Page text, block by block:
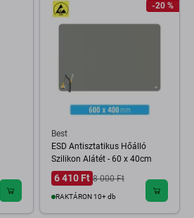
-20 %
Best
ESD Antisztatikus Hőálló
Szilikon Alátét - 60 x 40cm
6 410 Ft 8 000 Ft
RAKTÁRON 10+ db